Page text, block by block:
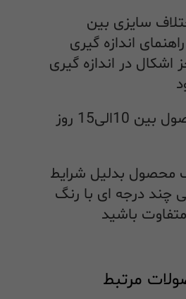
سایزی بین
راهنمای اندازه گیری
اشکال در اندازه گیری
زمان ارسال محصول بین 10الی15 روز
بدلیل شرایط
چند درجه ای با رنگ
باشید
مرتبط